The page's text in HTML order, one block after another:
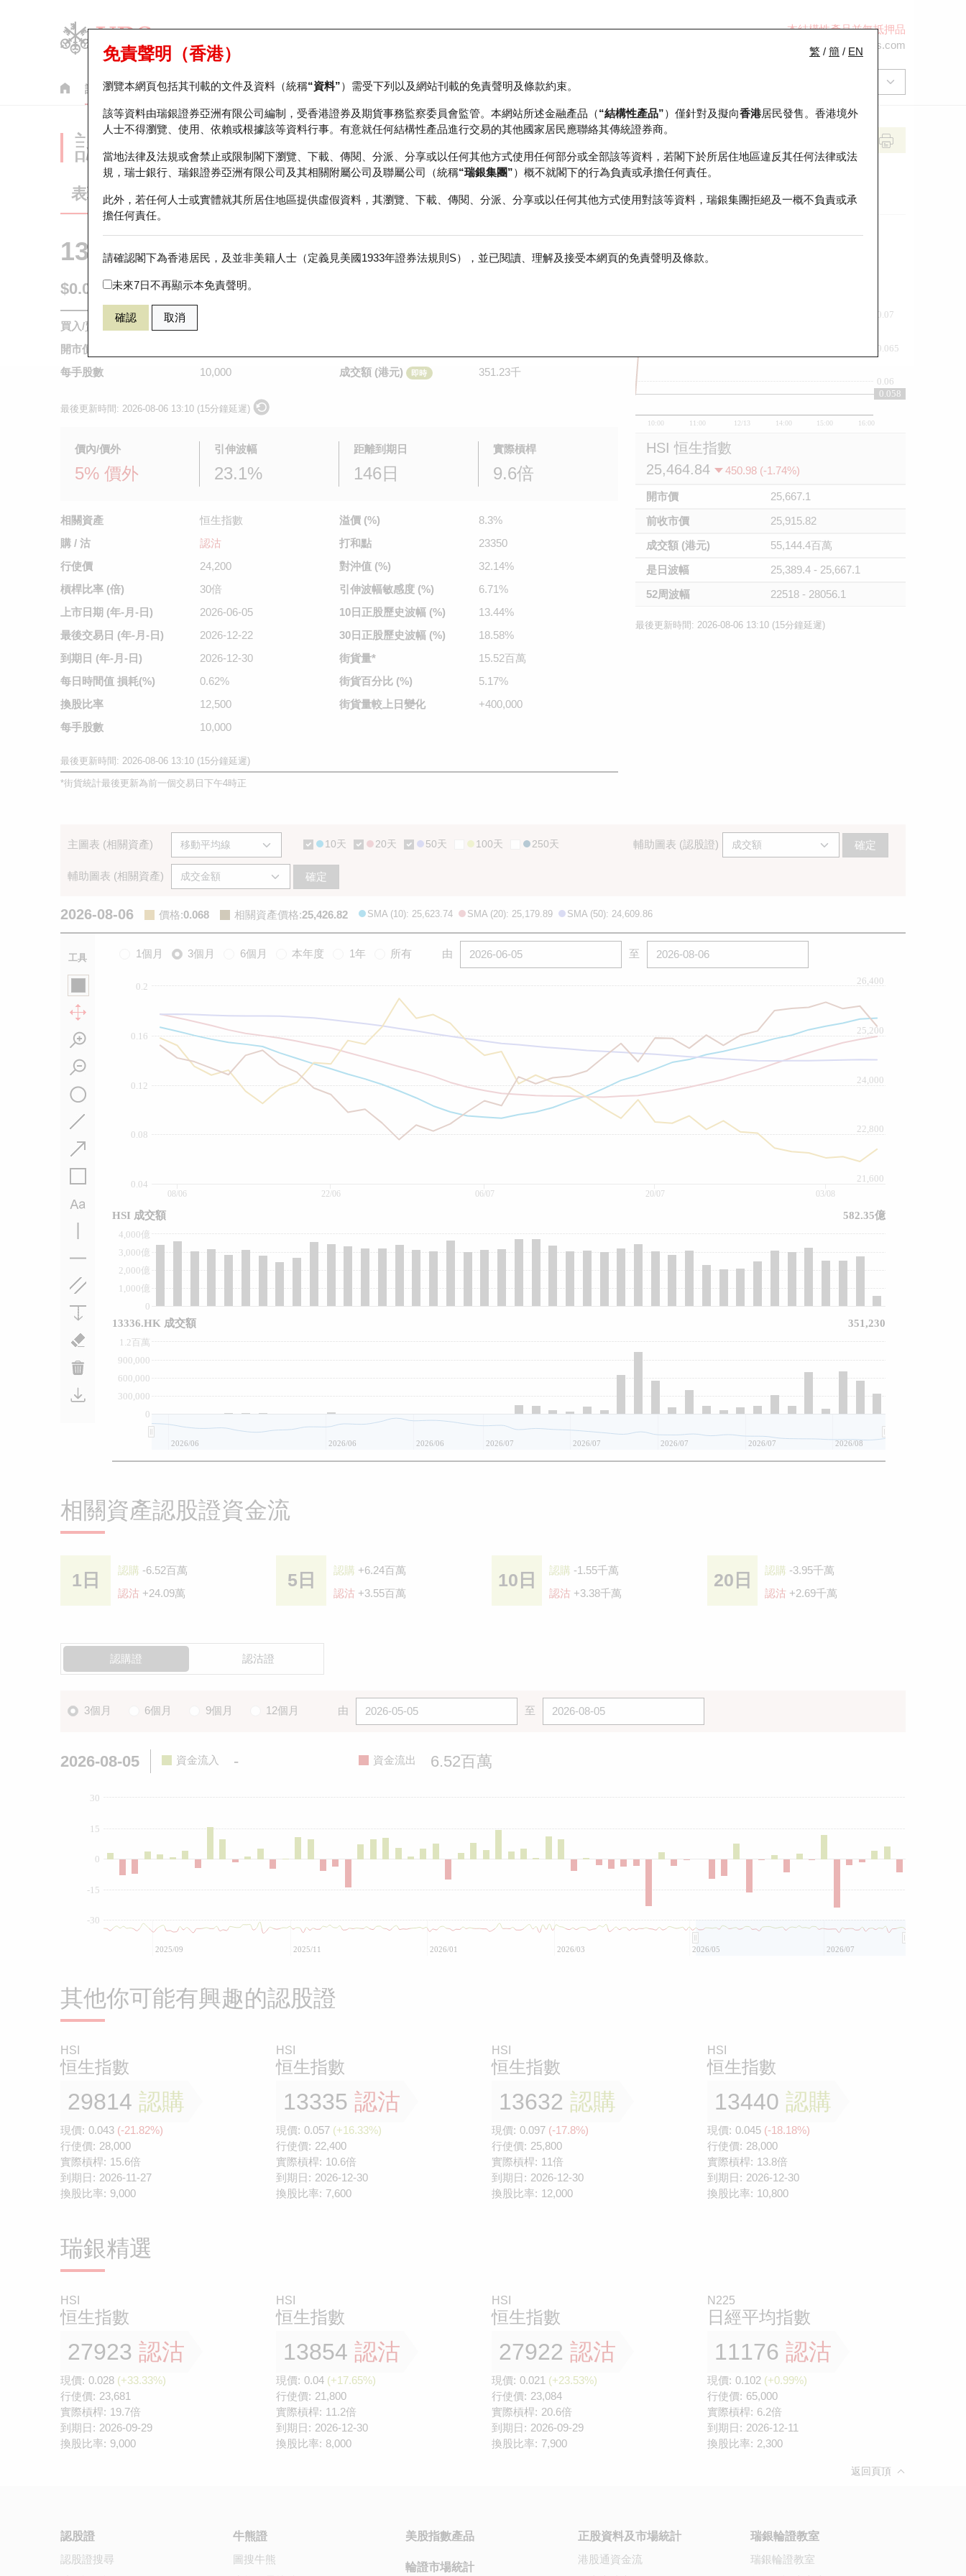
本結構性產品並無抵押品
ol-hkwarrants@ubs.com
認股證 牛熊證 美股指數產品 輪證市場統計 正股資料及市場統計 瑞銀輪證教室
繁 / 簡 / EN
免責聲明（香港）
瀏覽本網頁包括其刊載的文件及資料（統稱“資料”）需受下列以及網站刊載的免責聲明及條款約束。
該等資料由瑞銀證券亞洲有限公司編制，受香港證券及期貨事務監察委員會監管。本網站所述金融產品（“結構性產品”）僅針對及擬向香港居民發售。香港境外
人士不得瀏覽、使用、依賴或根據該等資料行事。有意就任何結構性產品進行交易的其他國家居民應聯絡其傳統證券商。
當地法律及法規或會禁止或限制閣下瀏覽、下載、傳閱、分派、分享或以任何其他方式使用任何部分或全部該等資料，若閣下於所居住地區違反其任何法律或法
規，瑞士銀行、瑞銀證券亞洲有限公司及其相關附屬公司及聯屬公司（統稱“瑞銀集團”）概不就閣下的行為負責或承擔任何責任。
此外，若任何人士或實體就其所居住地區提供虛假資料，其瀏覽、下載、傳閱、分派、分享或以任何其他方式使用對該等資料，瑞銀集團拒絕及一概不負責或承
擔任何責任。
請確認閣下為香港居民，及並非美籍人士（定義見美國1933年證券法規則S），並已閱讀、理解及接受本網頁的免責聲明及條款。
未來7日不再顯示本免責聲明。
確認 取消
認股證分析儀
表現 街貨統計 比較
13336 瑞銀認沽 HSI 恒生指數
$0.068 0.01 (+17.24%) 即時
買入/賣出價
開市價
每手股數
10,000
成交額 (港元)
即時 351.23千
最後更新時間: 2026-08-06 13:10 (15分鐘延遲)
價內/價外
5% 價外
引伸波幅
23.1%
距離到期日
146日
實際槓桿
9.6倍
相關資產
恒生指數
購 / 沽
認沽
行使價
24,200
槓桿比率 (倍)
30倍
上市日期 (年-月-日)
2026-06-05
最後交易日 (年-月-日)
2026-12-22
到期日 (年-月-日)
2026-12-30
每日時間值 損耗(%)
0.62%
換股比率
12,500
每手股數
10,000
溢價 (%)
8.3%
打和點
23350
對沖值 (%)
32.14%
引伸波幅敏感度 (%)
6.71%
10日正股歷史波幅 (%)
13.44%
30日正股歷史波幅 (%)
18.58%
街貨量*
15.52百萬
街貨百分比 (%)
5.17%
街貨量較 上日變化 +400,000
最後更新時間: 2026-08-06 13:10 (15分鐘延遲)
*街貨統計最後更新為前一個交易日下午4時正
10:00 11:00 12/13 14:00 15:00 16:00
0.06
0.065
0.07
0.058
HSI 恒生指數
25,464.84
450.98 (-1.74%)
開市價
25,667.1
前收市價
25,915.82
成交額 (港元)
55,144.4百萬
是日波幅
25,389.4 - 25,667.1
52周波幅
22518 - 28056.1
最後更新時間: 2026-08-06 13:10 (15分鐘延遲)
主圖表 (相關資產) 10天 20天 50天 100天 250天 輔助圖表 (認股證) 確定
輔助圖表 (相關資產) 確定
2026-08-06 價格:0.068 相關資產價格:25,426.82 SMA (10): 25,623.74 SMA (20): 25,179.89 SMA (50): 24,609.86
工具 1個月 3個月 6個月 本年度 1年 所有 由 至
0.04
0.08
0.12
0.16
0.2
21,600
22,800
24,000
25,200
26,400
0
1,000億
2,000億
3,000億
4,000億
0
300,000
600,000
900,000
1.2百萬
08/06 22/06 06/07 20/07 03/08
2026/06 2026/06 2026/06 2026/07 2026/07 2026/07 2026/07 2026/08
HSI 成交額 582.35億
13336.HK 成交額 351,230
相關資產認股證資金流
1日 認購 -6.52百萬
認沽 +24.09萬
5日 認購 +6.24百萬
認沽 +3.55百萬
10日 認購 -1.55千萬
認沽 +3.38千萬
20日 認購 -3.95千萬
認沽 +2.69千萬
認購證 認沽證
3個月 6個月 9個月 12個月 由 至
2026-08-05 資金流入 - 資金流出 6.52百萬
0
-30
-15
15
30
2025/09 2025/11 2026/01 2026/03 2026/05 2026/07
其他你可能有興趣的認股證
HSI
恒生指數
29814 認購
現價: 0.043 (-21.82%)
行使價: 28,000
實際槓桿: 15.6倍
到期日: 2026-11-27
換股比率: 9,000
HSI
恒生指數
13335 認沽
現價: 0.057 (+16.33%)
行使價: 22,400
實際槓桿: 10.6倍
到期日: 2026-12-30
換股比率: 7,600
HSI
恒生指數
13632 認購
現價: 0.097 (-17.8%)
行使價: 25,800
實際槓桿: 11倍
到期日: 2026-12-30
換股比率: 12,000
HSI
恒生指數
13440 認購
現價: 0.045 (-18.18%)
行使價: 28,000
實際槓桿: 13.8倍
到期日: 2026-12-30
換股比率: 10,800
瑞銀精選
HSI
恒生指數
27923 認沽
現價: 0.028 (+33.33%)
行使價: 23,681
實際槓桿: 19.7倍
到期日: 2026-09-29
換股比率: 9,000
HSI
恒生指數
13854 認沽
現價: 0.04 (+17.65%)
行使價: 21,800
實際槓桿: 11.2倍
到期日: 2026-12-30
換股比率: 8,000
HSI
恒生指數
27922 認沽
現價: 0.021 (+23.53%)
行使價: 23,084
實際槓桿: 20.6倍
到期日: 2026-09-29
換股比率: 7,900
N225
日經平均指數
11176 認沽
現價: 0.102 (+0.99%)
行使價: 65,000
實際槓桿: 6.2倍
到期日: 2026-12-11
換股比率: 2,300
返回頁頂
認股證
認股證搜尋
牛熊證
圖搜牛熊
美股指數產品
輪證市場統計
正股資料及市場統計
港股通資金流
瑞銀輪證教室
瑞銀輪證教室